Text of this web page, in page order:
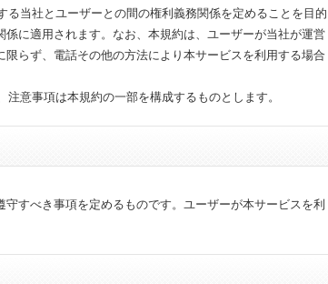
当社とユーザーとの間の権利義務関係を定めることを目的
に適用されます。なお、本規約は、ユーザーが当社が運営
らず、電話その他の方法により本サービスを利用する場合
意事項は本規約の一部を構成するものとします。
すべき事項を定めるものです。ユーザーが本サービスを利